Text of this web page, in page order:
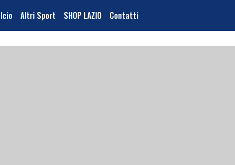
Altri Sport SHOP LAZIO Contatti